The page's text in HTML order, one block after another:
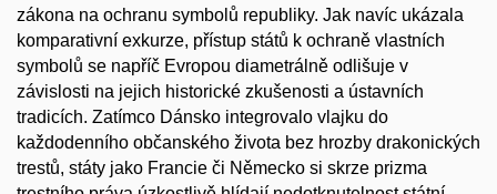
zákona na ochranu symbolů republiky. Jak navíc ukázala
komparativní exkurze, přístup států k ochraně vlastních
symbolů se napříč Evropou diametrálně odlišuje v
závislosti na jejich historické zkušenosti a ústavních
tradicích. Zatímco Dánsko integrovalo vlajku do
každodenního občanského života bez hrozby drakonických
trestů, státy jako Francie či Německo si skrze prizma